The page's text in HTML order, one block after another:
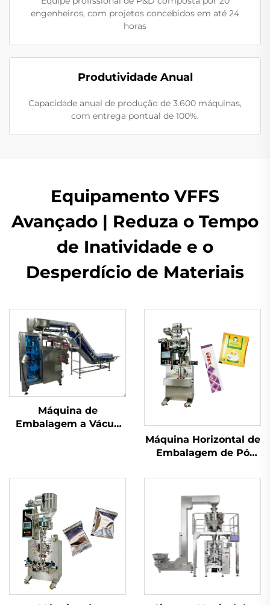
engenheiros, com projetos concebidos em até 24
horas
Produtividade Anual
Capacidade anual de produção de 3.600 máquinas,
com entrega pontual de 100%.
Equipamento VFFS
Avançado | Reduza o Tempo
de Inatividade e o
Desperdício de Materiais
Máquina de
Embalagem a Vácuo
Máquina Horizontal de
Embalagem de Pó